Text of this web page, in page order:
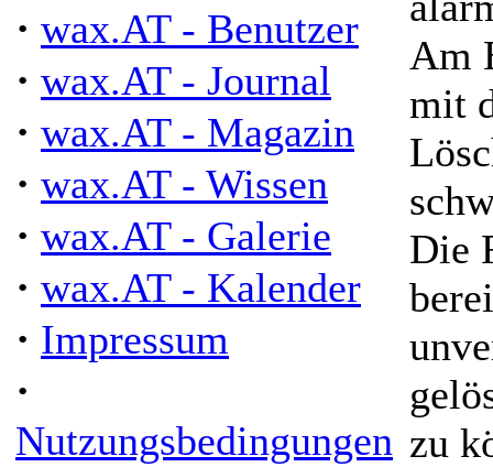
· wax.AT - Benutzer
· wax.AT - Journal
· wax.AT - Magazin
· wax.AT - Wissen
· wax.AT - Galerie
· wax.AT - Kalender
· Impressum
·
Nutzungsbedingungen
Am
mit
Die
zu